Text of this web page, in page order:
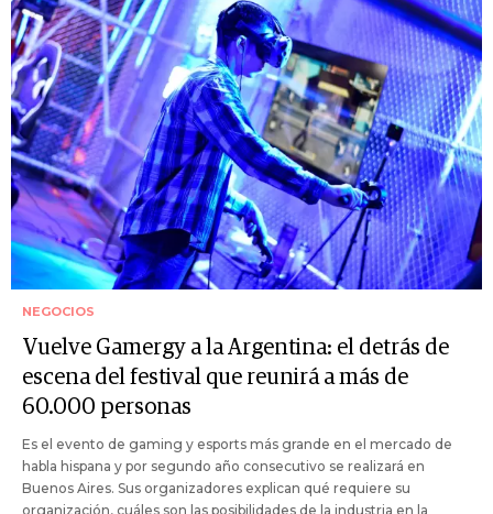
NEGOCIOS
Vuelve Gamergy a la Argentina: el detrás de
escena del festival que reunirá a más de
60.000 personas
Es el evento de gaming y esports más grande en el mercado de
habla hispana y por segundo año consecutivo se realizará en
Buenos Aires. Sus organizadores explican qué requiere su
organización, cuáles son las posibilidades de la industria en la